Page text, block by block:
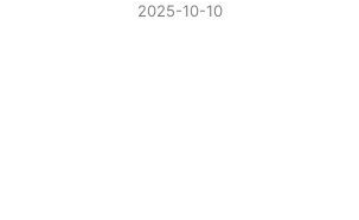
2025-10-10